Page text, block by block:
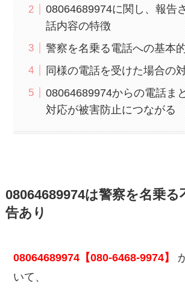
08064689974に関し、報告
話内容の特徴
警察を名乗る電話への基本
同様の電話を受けた場合の
08064689974からの電話ま
対応が被害防止につながる
08064689974は警察を名乗る
告あり
08064689974【080-6468-9974】
いて、